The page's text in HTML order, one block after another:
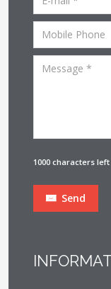
1000 characters left
Send